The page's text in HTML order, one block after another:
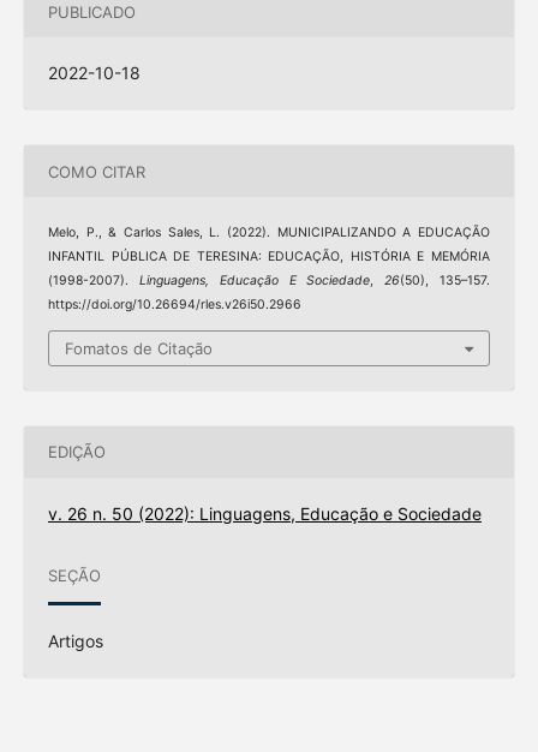
PUBLICADO
2022-10-18
COMO CITAR
Melo, P., & Carlos Sales, L. (2022). MUNICIPALIZANDO A EDUCAÇÃO
INFANTIL PÚBLICA DE TERESINA: EDUCAÇÃO, HISTÓRIA E MEMÓRIA
(1998-2007). Linguagens, Educação E Sociedade,26(50), 135–157.
https://doi.org/10.26694/rles.v26i50.2966
Fomatos de Citação
EDIÇÃO
v. 26 n. 50 (2022): Linguagens, Educação e Sociedade
SEÇÃO
Artigos